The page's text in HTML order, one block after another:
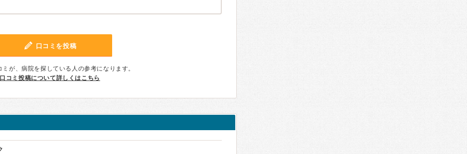
口コミを投稿
ミが、病院を探している人の参考になります。
口コミ投稿について詳しくはこちら